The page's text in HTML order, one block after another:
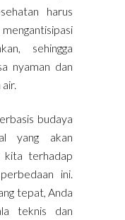
harus
sehingga
nyaman dan
budaya
yang akan
kita terhadap
ini.
tepat, Anda
teknis dan